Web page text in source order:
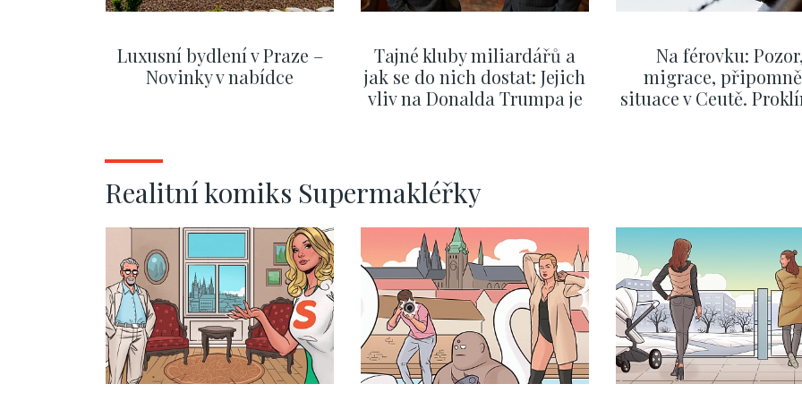
Luxusní bydlení v Praze –
Novinky v nabídce
Tajné kluby miliardářů a
jak se do nich dostat: Jejich
vliv na Donalda Trumpa je
Na férovku: Pozor,
migrace,
situace v Ceutě.
Realitní komiks Supermakléřky